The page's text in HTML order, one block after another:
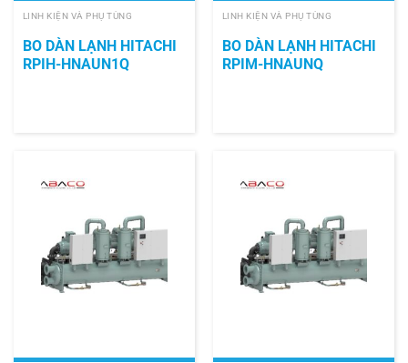
LINH KIỆN VÀ PHỤ TÙNG
BO DÀN LẠNH HITACHI
RPIH-HNAUN1Q
LINH KIỆN VÀ PHỤ TÙNG
BO DÀN LẠNH HITACHI
RPIM-HNAUNQ